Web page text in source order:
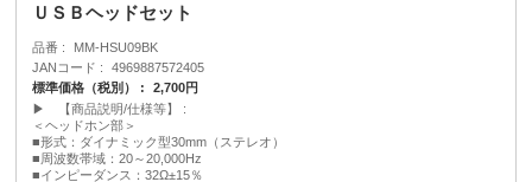
ＵＳＢヘッドセット
品番
MM-HSU09BK
JANコード
4969887572405
標準価格（税別）
2,700円
▶ 【商品説明/仕様等】
＜ヘッドホン部＞
■形式：ダイナミック型30mm（ステレオ）
■周波数帯域：20～20,000Hz
■インピーダンス：32Ω±15％